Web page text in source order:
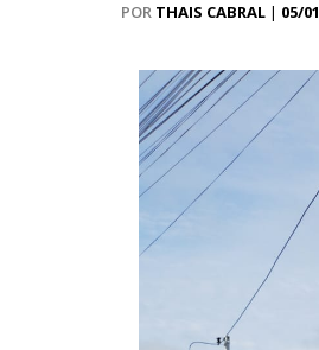
POR THAIS CABRAL | 05/